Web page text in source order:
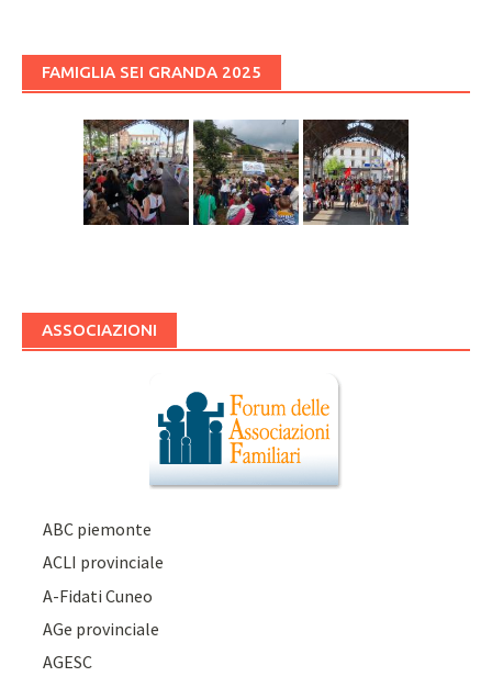
FAMIGLIA SEI GRANDA 2025
ASSOCIAZIONI
ABC piemonte
ACLI provinciale
A-Fidati Cuneo
AGe provinciale
AGESC